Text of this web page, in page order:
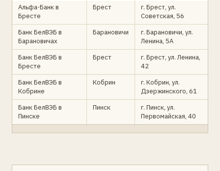
Альфа-Банк в
Бресте
Брест
г. Брест, ул.
Советская, 56
Банк БелВЭБ в
Барановичах
Барановичи
г. Барановичи, ул.
Ленина, 5А
Банк БелВЭБ в
Бресте
Брест
г. Брест, ул. Ленина,
42
Банк БелВЭБ в
Кобрине
Кобрин
г. Кобрин, ул.
Дзержинского, 61
Банк БелВЭБ в
Пинске
Пинск
г. Пинск, ул.
Первомайская, 40